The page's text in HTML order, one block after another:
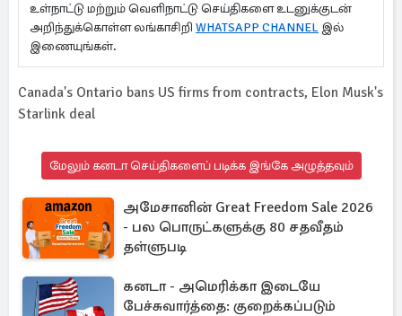
உள்நாட்டு மற்றும் வெளிநாட்டு செய்திகளை உடனுக்குடன்
அறிந்துக்கொள்ள லங்காசிறி WHATSAPP CHANNEL இல்
இணையுங்கள்.
Canada's Ontario bans US firms from contracts, Elon Musk's
Starlink deal
மேலும் கனடா செய்திகளைப் படிக்க இங்கே அழுத்தவும்
அமேசானின் Great Freedom Sale 2026
- பல பொருட்களுக்கு 80 சதவீதம்
தள்ளுபடி
கனடா - அமெரிக்கா இடையே
பேச்சுவார்த்தை: குறைக்கப்படும்